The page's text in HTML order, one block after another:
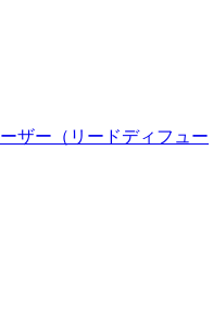
ザー（リードディフュー